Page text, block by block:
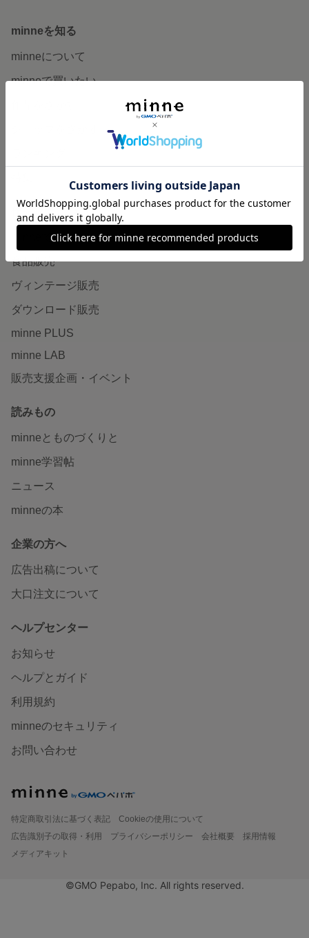
minneを知る
minneについて
minneで買いたい
作品販売について
minneで売りたい
食品販売
ヴィンテージ販売
ダウンロード販売
minne PLUS
minne LAB
販売支援企画・イベント
読みもの
minneとものづくりと
minne学習帖
ニュース
minneの本
企業の方へ
広告出稿について
大口注文について
ヘルプセンター
お知らせ
ヘルプとガイド
利用規約
minneのセキュリティ
お問い合わせ
特定商取引法に基づく表記
Cookieの使用について
広告識別子の取得・利用
プライバシーポリシー 会社概要
採用情報
メディアキット
©GMO Pepabo, Inc. All rights reserved.